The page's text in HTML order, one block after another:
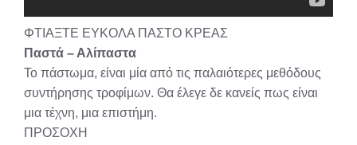
ΦΤΙΑΞΤΕ ΕΥΚΟΛΑ ΠΑΣΤΟ ΚΡΕΑΣ
Παστά – Αλίπαστα
Το πάστωμα, είναι μία από τις παλαιότερες μεθόδους
συντήρησης τροφίμων. Θα έλεγε δε κανείς πως είναι
μια τέχνη, μια επιστήμη.
ΠΡΟΣΟΧΗ